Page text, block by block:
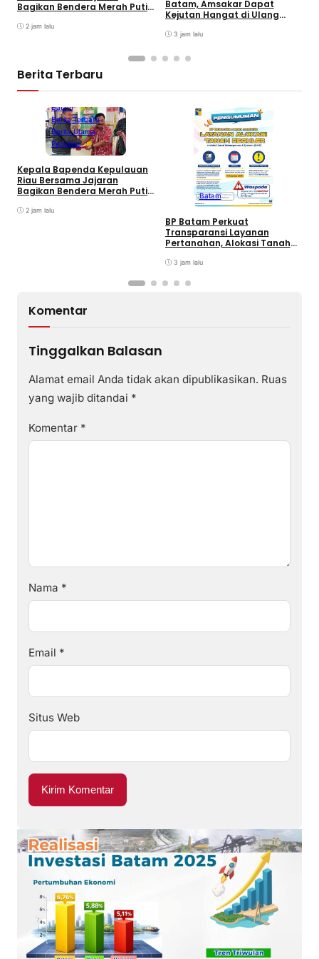
Bagikan Bendera Merah Putih
Bermotor di Kantor Samsat
2 jam lalu
Batam, Amsakar Dapat
Kejutan Hangat di Ulang
3 jam lalu
Berita Terbaru
Batam
Berita Terbaru
Berita Utama
Peristiwa
Kepala Bapenda Kepulauan
Riau Bersama Jajaran
Bagikan Bendera Merah Putih
Bermotor di Kantor Samsat
2 jam lalu
Batam
BP Batam Perkuat
Transparansi Layanan
Pertanahan, Alokasi Tanah
LMS3 jam lalu
Komentar
Tinggalkan Balasan
Alamat email Anda tidak akan dipublikasikan. Ruas
yang wajib ditandai *
Komentar *
Nama *
Email *
Situs Web